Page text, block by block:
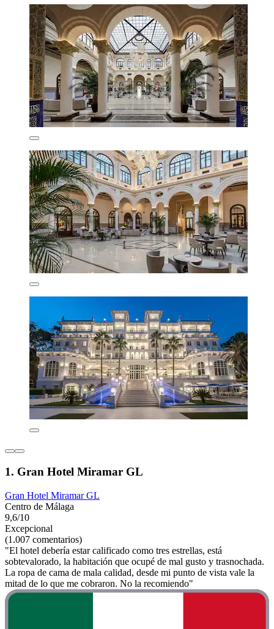
1. Gran Hotel Miramar GL
Gran Hotel Miramar GL
Centro de Málaga
9,6/10
Excepcional
(1.007 comentarios)
"El hotel debería estar calificado como tres estrellas, está
sobtevalorado, la habitación que ocupé de mal gusto y trasnochada.
La ropa de cama de mala calidad, desde mi punto de vista vale la
mitad de lo que me cobraron. No la recomiendo"